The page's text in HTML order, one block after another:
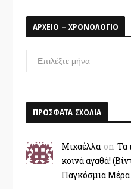
ΑΡΧΕΙΟ – ΧΡΟΝΟΛΟΓΙΟ
ΑΡΧΕΙΟ
–
ΠΡΟΣΦΑΤΑ ΣΧΟΛΙΑ
Μιχαέλλα on Τα
κοινά αγαθά!
Παγκόσμια